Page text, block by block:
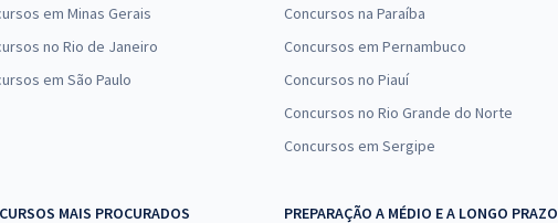
em Minas Gerais
no Rio de Janeiro
em São Paulo
Concursos na Paraíba
Concursos em Pernambuco
Concursos no Piauí
Concursos no Rio Grande do Norte
Concursos em Sergipe
MAIS PROCURADOS PREPARAÇÃO A MÉDIO E A LONGO PRAZO